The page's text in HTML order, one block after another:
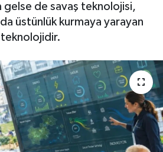
gelse de savaş teknolojisi,
üstünlük kurmaya yarayan
teknolojidir.